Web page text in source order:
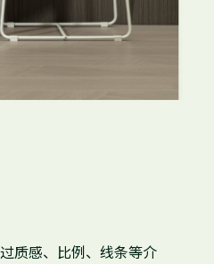
质感、比例、线条等介